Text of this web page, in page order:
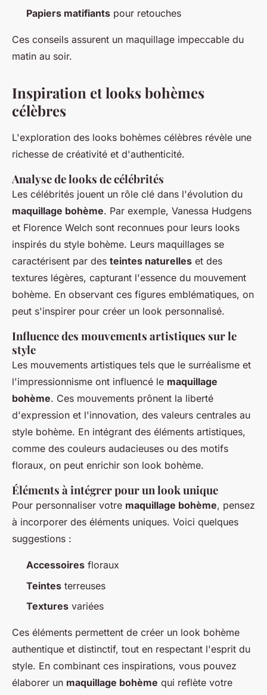
Papiers matifiants pour retouches
Ces conseils assurent un maquillage impeccable du
matin au soir.
Inspiration et looks bohèmes
célèbres
L'exploration des looks bohèmes célèbres révèle une
richesse de créativité et d'authenticité.
Analyse de looks de célébrités
Les célébrités jouent un rôle clé dans l'évolution du
maquillage bohème. Par exemple, Vanessa Hudgens
et Florence Welch sont reconnues pour leurs looks
inspirés du style bohème. Leurs maquillages se
caractérisent par des teintes naturelles et des
textures légères, capturant l'essence du mouvement
bohème. En observant ces figures emblématiques, on
peut s'inspirer pour créer un look personnalisé.
Influence des mouvements artistiques sur le
style
Les mouvements artistiques tels que le surréalisme et
l'impressionnisme ont influencé le maquillage
bohème. Ces mouvements prônent la liberté
d'expression et l'innovation, des valeurs centrales au
style bohème. En intégrant des éléments artistiques,
comme des couleurs audacieuses ou des motifs
floraux, on peut enrichir son look bohème.
Éléments à intégrer pour un look unique
Pour personnaliser votre maquillage bohème, pensez
à incorporer des éléments uniques. Voici quelques
suggestions :
Accessoires floraux
Teintes terreuses
Textures variées
Ces éléments permettent de créer un look bohème
authentique et distinctif, tout en respectant l'esprit du
style. En combinant ces inspirations, vous pouvez
élaborer un maquillage bohème qui reflète votre